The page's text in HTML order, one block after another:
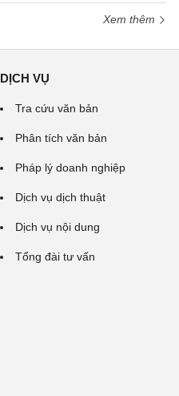
Xem thêm
DỊCH VỤ
Tra cứu văn bản
Phân tích văn bản
Pháp lý doanh nghiệp
Dịch vụ dịch thuật
Dịch vụ nội dung
Tổng đài tư vấn